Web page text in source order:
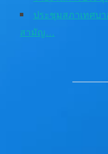
ประชุมสภาเทศบ
สามัญ…